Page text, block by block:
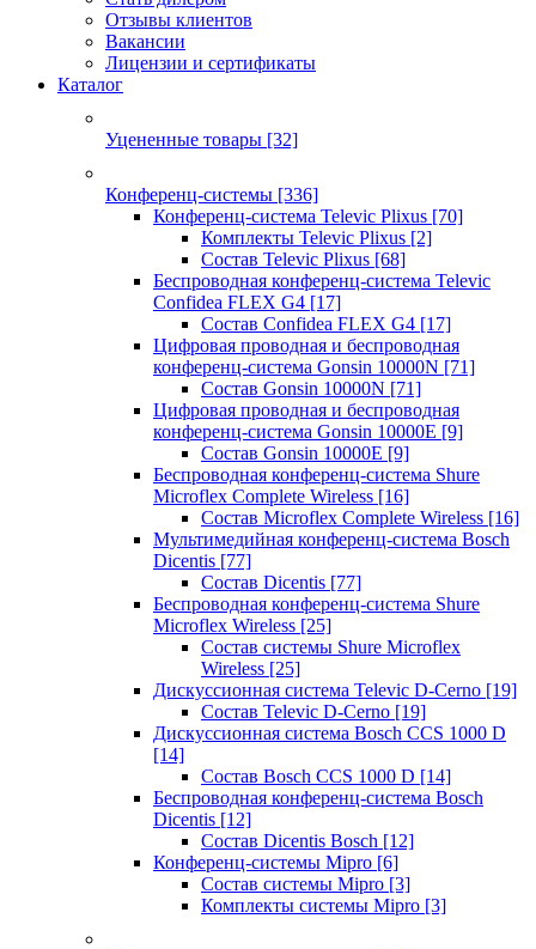
Отзывы клиентов
Вакансии
Лицензии и сертификаты
Каталог
Уцененные товары [32]
Конференц-системы [336]
Конференц-система Televic Plixus [70]
Комплекты Televic Plixus [2]
Состав Televic Plixus [68]
Беспроводная конференц-система Televic
Confidea FLEX G4 [17]
Состав Confidea FLEX G4 [17]
Цифровая проводная и беспроводная
конференц-система Gonsin 10000N [71]
Состав Gonsin 10000N [71]
Цифровая проводная и беспроводная
конференц-система Gonsin 10000E [9]
Состав Gonsin 10000E [9]
Беспроводная конференц-система Shure
Microflex Complete Wireless [16]
Состав Microflex Complete Wireless [16]
Мультимедийная конференц-система Bosch
Dicentis [77]
Состав Dicentis [77]
Беспроводная конференц-система Shure
Microflex Wireless [25]
Состав системы Shure Microflex
Wireless [25]
Дискуссионная система Televic D-Cerno [19]
Состав Televic D-Cerno [19]
Дискуссионная система Bosch CCS 1000 D
[14]
Состав Bosch CCS 1000 D [14]
Беспроводная конференц-система Bosch
Dicentis [12]
Состав Dicentis Bosch [12]
Конференц-системы Mipro [6]
Состав системы Mipro [3]
Комплекты системы Mipro [3]